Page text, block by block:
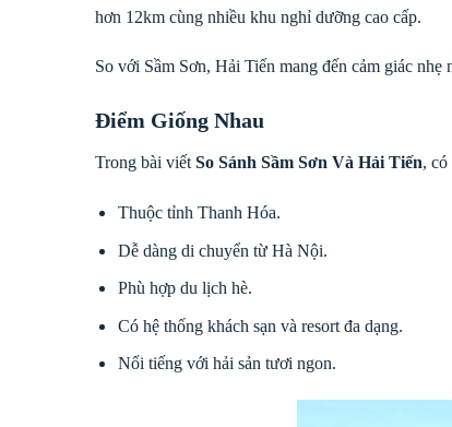
hơn 12km cùng nhiều khu nghỉ dưỡng cao cấp.
So với Sầm Sơn, Hải Tiến mang đến cảm giác nhẹ
Điểm Giống Nhau
Trong bài viết So Sánh Sầm Sơn Và Hải Tiến, có
Thuộc tỉnh Thanh Hóa.
Dễ dàng di chuyển từ Hà Nội.
Phù hợp du lịch hè.
Có hệ thống khách sạn và resort đa dạng.
Nổi tiếng với hải sản tươi ngon.